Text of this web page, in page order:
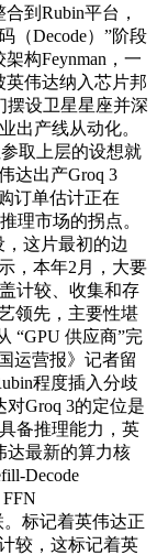
到Rubin平台，
（Decode）”阶段
构Feynman，一
伟达纳入芯片邦
摆设卫星星座并深
出产线从动化。
取上层的设想就
达出产Groq 3
订单估计正在
理市场的拐点。
，这片最初的边
，本年2月，大要
计较、收集和存
领先，主要性堪
“GPU 供应商”完
运营报》记者留
程度插入分歧
Groq 3的定位是
备推理能力，英
达最新的算力核
Decode
。标记着英伟达正
较，这标记着英